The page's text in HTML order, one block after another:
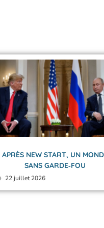
APRÈS NEW START, UN
SANS GARDE‑FOU
22 juillet 2026